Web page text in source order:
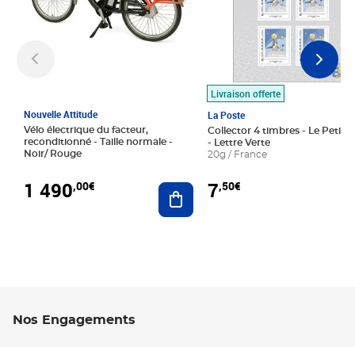
Nouvelle Attitude
Vélo électrique du facteur,
reconditionné - Taille normale -
Noir/ Rouge
1 490,00€ Ajouter au panier
Livraison offerte
La Poste
Collector 4 timbres - Le Petit
- Lettre Verte
20g / France
7,50€
Nos Engagements